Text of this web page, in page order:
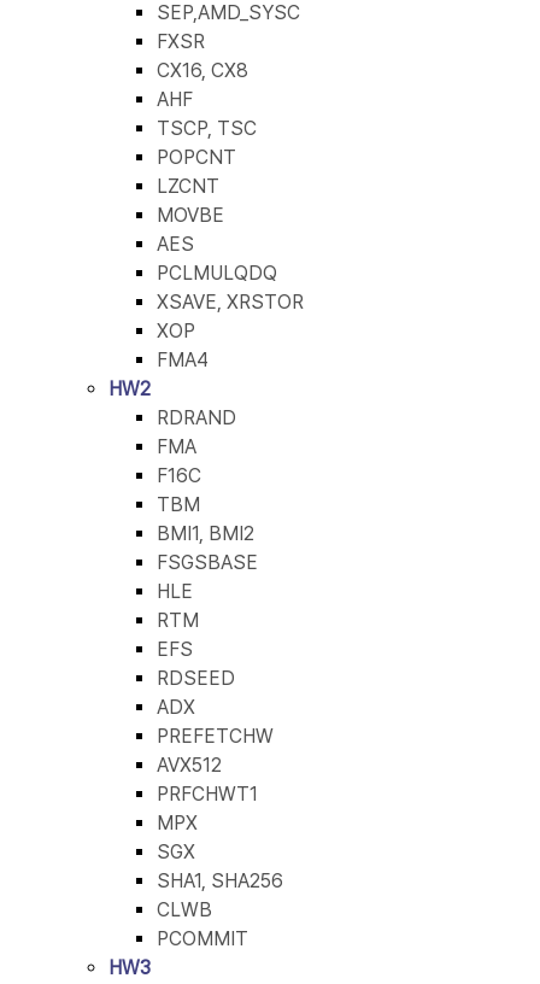
SEP,AMD_SYSC
FXSR
CX16, CX8
AHF
TSCP, TSC
POPCNT
LZCNT
MOVBE
AES
PCLMULQDQ
XSAVE, XRSTOR
XOP
FMA4
HW2
RDRAND
FMA
F16C
TBM
BMI1, BMI2
FSGSBASE
HLE
RTM
EFS
RDSEED
ADX
PREFETCHW
AVX512
PRFCHWT1
MPX
SGX
SHA1, SHA256
CLWB
PCOMMIT
HW3